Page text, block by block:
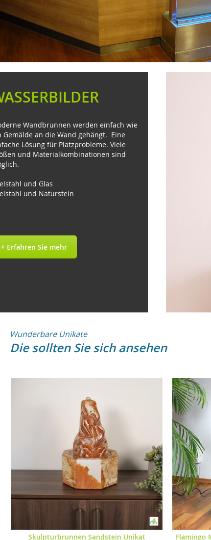
Wandbrunnen werden einfach wie
Gemälde an die Wand gehängt. Eine
Lösung für Platzprobleme. Viele
und Materialkombinationen sind
und Glas
und Naturstein
+ Erfahren Sie mehr
Wunderbare Unikate
Die sollten Sie sich ansehen
Flamingo Marmor Skulpturbrunnen Timora